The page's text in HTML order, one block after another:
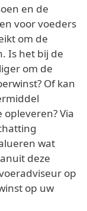
en de
voor voeders
om de
Is het bij de
om de
Of kan
Via
wat
deze
op
op uw